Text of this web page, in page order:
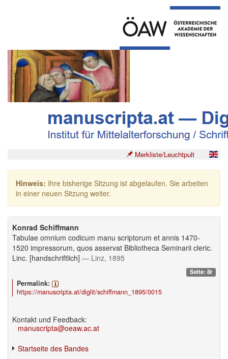
Merkliste/Leuchtpult
Hinweis: Ihre bisherige Sitzung ist abgelaufen. Sie arbeiten
in einer neuen Sitzung weiter.
Konrad Schiffmann
Tabulae omnium codicum manu scriptorum et annis 1470-
1520 impressorum, quos asservat Bibliotheca Seminarii cleric.
Linc. [handschriftlich] — Linz, 1895
Seite: 8r
Permalink:
https://manuscripta.at/diglit/schiffmann_1895/0015
Kontakt und Feedback:
manuscripta@oeaw.ac.at
Startseite des Bandes